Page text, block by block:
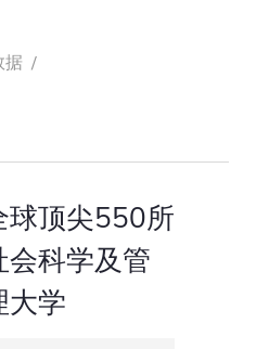
据
球顶尖550所
会科学及管
大学